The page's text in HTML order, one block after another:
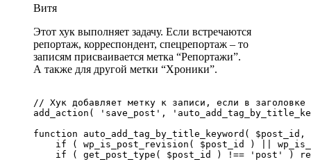
Витя
Этот хук выполняет задачу. Если встречаются
репортаж, корреспондент, спецрепортаж – то
записям присваивается метка “Репортажи”.
А также для другой метки “Хроники”.
// Хук добавляет метку к записи, если в заголовке
add_action( 'save_post',
function auto_add_tag_by_title_keyword(
if ( wp_is_post_revision( $post_id ) ||
if ( get_post_type( $post_id ) !== 'post' )